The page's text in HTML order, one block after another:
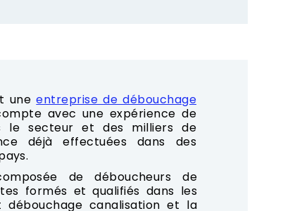
uneentreprise de débouchage
avec une expérience de
le secteur et des milliers de
déjà effectuées dans des
de déboucheurs de
formés et qualifiés dans les
canalisation et la